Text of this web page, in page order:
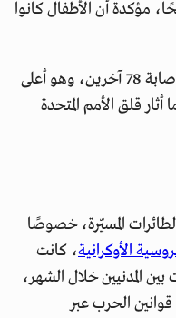
209 قتلى و1,146 جريحًا، مؤكدة أن الأطفال كانوا
وسجّل الشهر الماضي مقتل 19 طفلًا وإصابة 78 آخرين، وهو أعلى
يسجّل منذ يونيو 2022، ما أثار قلق الأمم المتحدة
المسيّرة، خصوصًا
الأوكرانية، كانت
بين المدنيين خلال الشهر،
الحرب عبر